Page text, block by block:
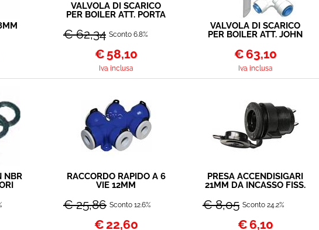
VALVOLA DI SCARICO
PER BOILER ATT. PORTA
70141.02 + KIT RACCORDI
PER COMBI
€ 62,34 Sconto 6.8%
€ 58,10
Iva inclusa
VALVOLA DI SCARICO
PER BOILER ATT. JOHN
70142.05 + KIT RACCORDI
PER COMBI
€ 63,10
Iva inclusa
NBR
RACCORDO RAPIDO A 6
VIE 12MM
€ 25,86 Sconto 12.6%
€22,60
PRESA ACCENDISIGARI
21MM DA INCASSO FISS.
€ 8,05 Sconto 24.2%
€ 6,10